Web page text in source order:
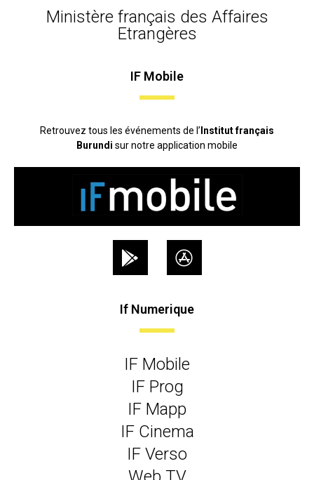
Ministère français des Affaires
Etrangères
IF Mobile
Retrouvez tous les événements de l’ Institut français
Burundi sur notre application mobile
If Numerique
IF Mobile
IF Prog
IF Mapp
IF Cinema
IF Verso